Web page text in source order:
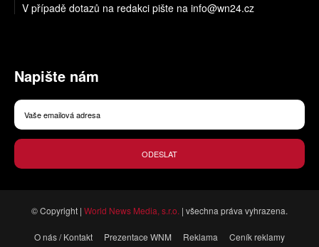
V případě dotazů na redakci pište na info@wn24.cz
Napište nám
ODESLAT
© Copyright | World News Media, s.r.o. | všechna práva vyhrazena.
O nás / Kontakt Prezentace WNM Reklama
Ceník reklamy